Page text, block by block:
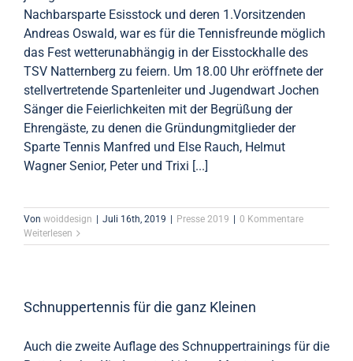
Nachbarsparte Esisstock und deren 1.Vorsitzenden
Andreas Oswald, war es für die Tennisfreunde möglich
das Fest wetterunabhängig in der Eisstockhalle des
TSV Natternberg zu feiern. Um 18.00 Uhr eröffnete der
stellvertretende Spartenleiter und Jugendwart Jochen
Sänger die Feierlichkeiten mit der Begrüßung der
Ehrengäste, zu denen die Gründungmitglieder der
Sparte Tennis Manfred und Else Rauch, Helmut
Wagner Senior, Peter und Trixi [...]
Von woiddesign Juli 16th, 2019 Presse 2019
0 Kommentare
Weiterlesen
Schnuppertennis für die ganz Kleinen
Auch die zweite Auflage des Schnuppertrainings für die